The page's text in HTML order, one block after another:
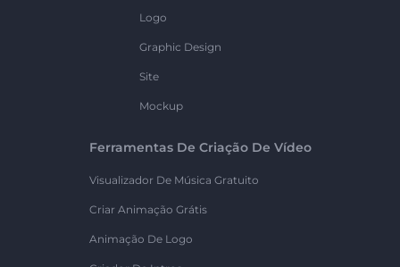
Logo
Graphic Design
Site
Mockup
Ferramentas De Criação De Vídeo
Visualizador De Música Gratuito
Criar Animação Grátis
Animação De Logo